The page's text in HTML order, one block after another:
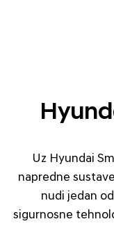
Uz Hyundai
napredne
nudi jedan
sigurnosne